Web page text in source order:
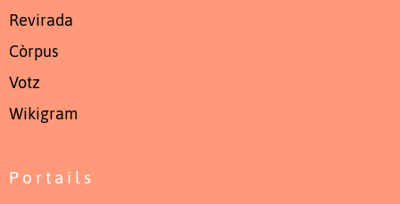
Revirada
Còrpus
Votz
Wikigram
Portails